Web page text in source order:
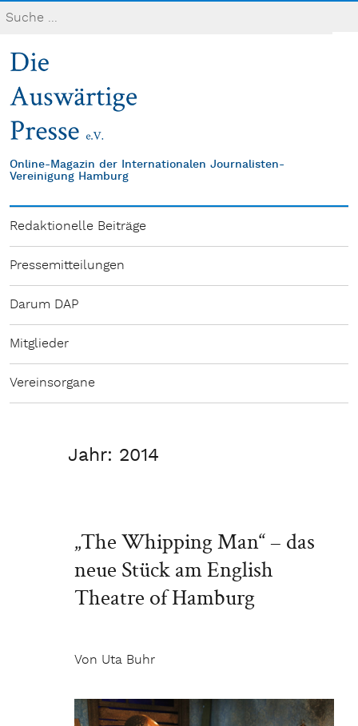
Online-Magazin der Internationalen Journalisten-
Vereinigung Hamburg
Redaktionelle Beiträge
Pressemitteilungen
Darum DAP
Mitglieder
Vereinsorgane
Jahr: 2014
„The Whipping Man“ – das
neue Stück am English
Theatre of Hamburg
Von Uta Buhr